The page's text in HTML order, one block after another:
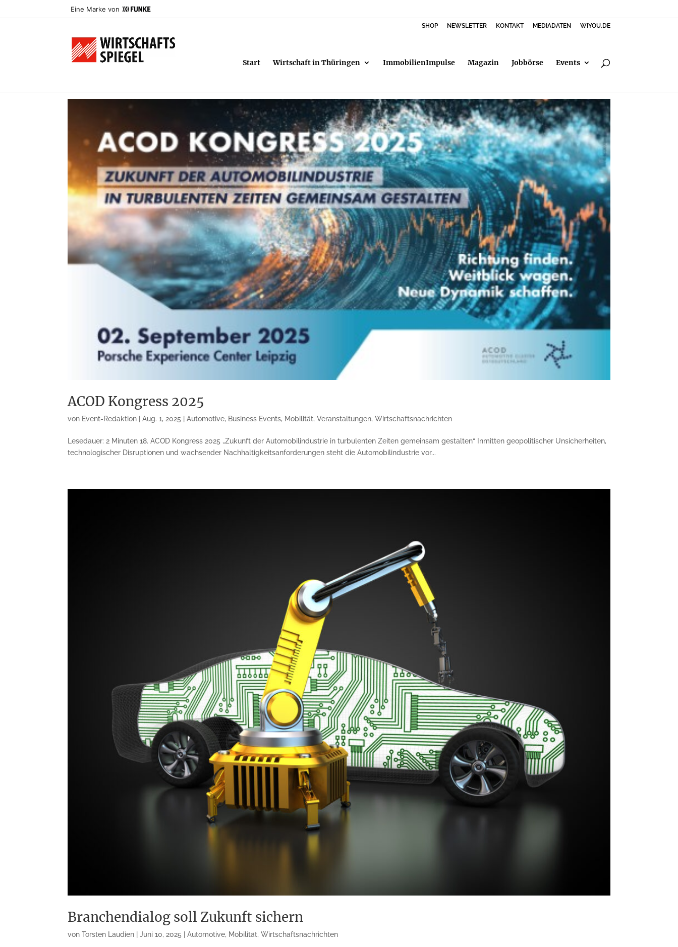
Eine Marke von
SHOP NEWSLETTER KONTAKT MEDIADATEN WIYOU.DE
Start Wirtschaft in Thüringen ImmobilienImpulse Magazin Jobbörse Events
ACOD Kongress 2025
von Event-Redaktion |Aug. 1, 2025 |Automotive, Business Events, Mobilität,Veranstaltungen,Wirtschaftsnachrichten
Lesedauer: 2 Minuten 18. ACOD Kongress 2025 „Zukunft der Automobilindustrie in turbulenten Zeiten gemeinsam gestalten“ Inmitten geopolitischer Unsicherheiten,
technologischer Disruptionen und wachsender Nachhaltigkeitsanforderungen steht die Automobilindustrie vor...
Branchendialog soll Zukunft sichern
vonTorsten Laudien |Juni 10, 2025 |Automotive, Mobilität,Wirtschaftsnachrichten